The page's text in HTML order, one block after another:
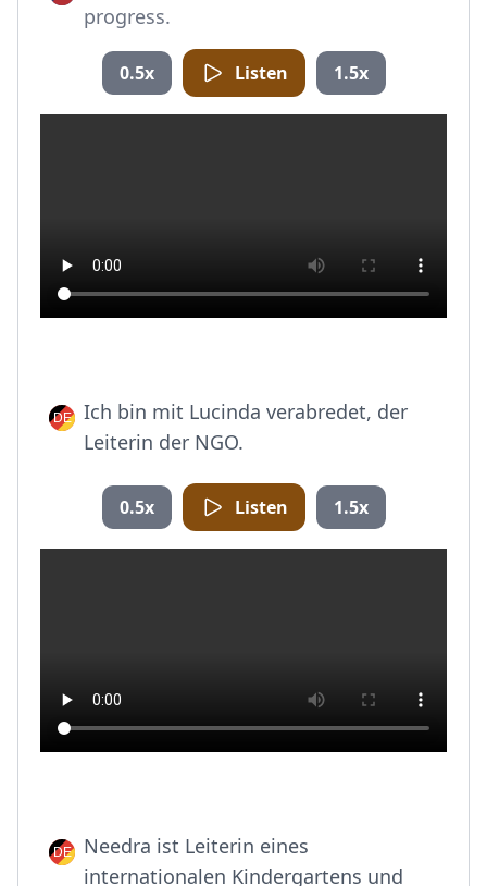
progress.
0.5x Listen 1.5x
Ich bin mit Lucinda verabredet, der
Leiterin der NGO.
0.5x Listen 1.5x
Needra ist Leiterin eines
internationalen Kindergartens und